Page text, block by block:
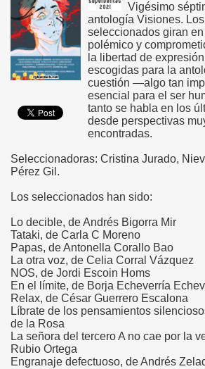
Vigésimo
antología Visiones.
seleccionados giran
polémico y
la libertad de
escogidas para la
cuestión —algo tan
esencial para el ser
tanto se habla en los
desde perspectivas
encontradas.
Seleccionadoras: Cristina Jurado,
Pérez Gil.
Los seleccionados han sido:
Lo decible, de Andrés Bigorra Mir
Tataki, de Carla C Moreno
Papas, de Antonella Corallo Bao
La otra voz, de Celia Corral Vázquez
NOS, de Jordi Escoin Homs
En el límite, de Borja Echeverría
Relax, de César Guerrero Escalona
Líbrate de los pensamientos
de la Rosa
La señora del tercero A no cae por la
Rubio Ortega
Engranaje defectuoso, de Andrés